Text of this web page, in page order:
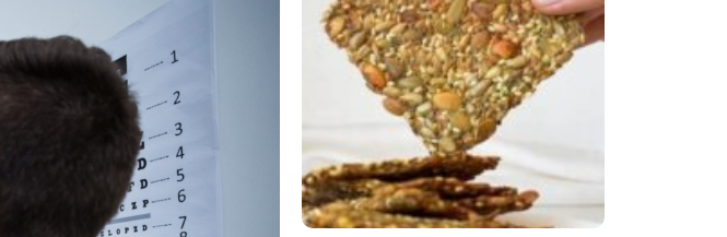
Comer Bem: Cracker
De Sementes